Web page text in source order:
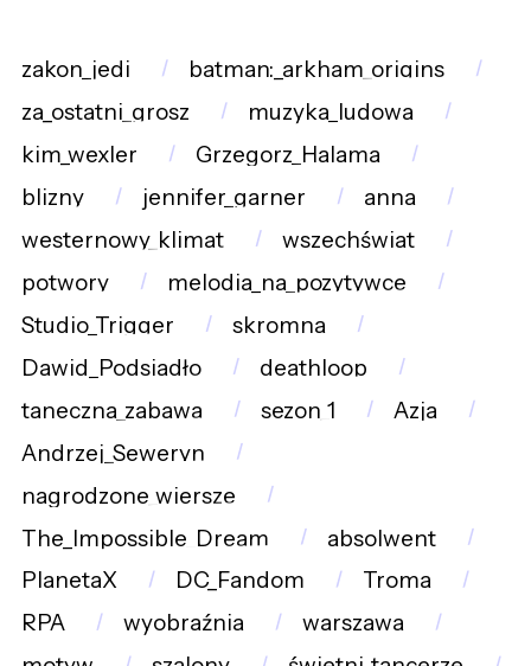
zakon_jedi
batman:_arkham_origins
za_ostatni_grosz
muzyka_ludowa
kim_wexler
Grzegorz_Halama
blizny
jennifer_garner
anna
westernowy_klimat
wszechświat
potwory
melodia_na_pozytywce
Studio_Trigger
skromna
Dawid_Podsiadło
deathloop
taneczna_zabawa
sezon_1
Azja
Andrzej_Seweryn
nagrodzone_wiersze
The_Impossible_Dream
absolwent
PlanetaX
DC_Fandom
Troma
RPA
wyobraźnia
warszawa